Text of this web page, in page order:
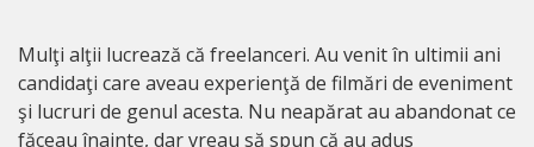
Mulţi alţii lucrează că freelanceri. Au venit în ultimii ani
candidaţi care aveau experienţă de filmări de eveniment
şi lucruri de genul acesta. Nu neapărat au abandonat ce
făceau înainte, dar vreau să spun că au adus